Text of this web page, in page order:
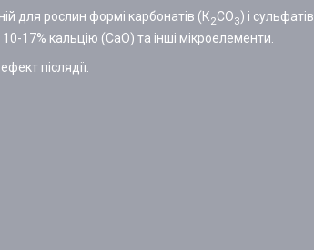
для рослин формі карбонатів (К2СО3) і сульфатів
10-17% кальцію (СаО) та інші мікроелементи.
післядії.